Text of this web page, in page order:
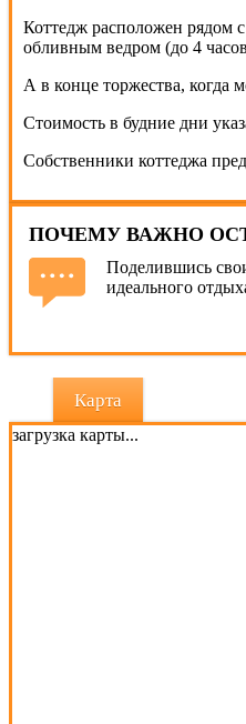
Коттедж расположен рядом
обливным ведром (до 4
А в конце торжества, когда
Стоимость в будние дни
Собственники коттеджа
ПОЧЕМУ ВАЖНО
Поделившись
идеального
Карта
загрузка карты...